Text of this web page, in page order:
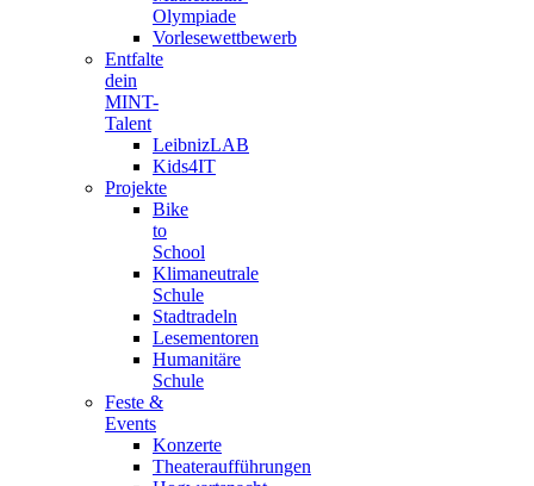
Olympiade
Vorlesewettbewerb
Entfalte
dein
MINT-
Talent
LeibnizLAB
Kids4IT
Projekte
Bike
to
School
Klimaneutrale
Schule
Stadtradeln
Lesementoren
Humanitäre
Schule
Feste &
Events
Konzerte
Theateraufführungen